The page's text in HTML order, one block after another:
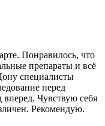
Понравилось, что
препараты и всё
специалисты
перед
Чувствую себя
Рекомендую.